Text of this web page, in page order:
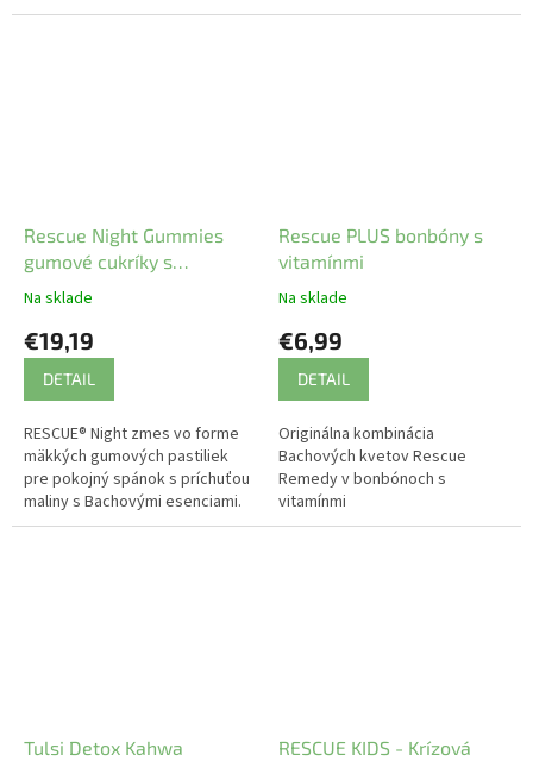
fľaštičkou pre bezpečnosť.
prírodné Bachove kvetové
Rescue Night Gummies
gumové cukríky s
Bachovými kvapkami 60
Na sklade
€19,19
DETAIL
RESCUE® Night zmes vo forme
mäkkých gumových pastiliek
pre pokojný spánok s príchuťou
maliny s Bachovými esenciami.
Rescue PLUS bonbóny s
vitamínmi
Na sklade
€6,99
DETAIL
Originálna kombinácia
Bachových kvetov Rescue
Remedy v bonbónoch s
vitamínmi
Tulsi Detox Kahwa
RESCUE KIDS - Krízová